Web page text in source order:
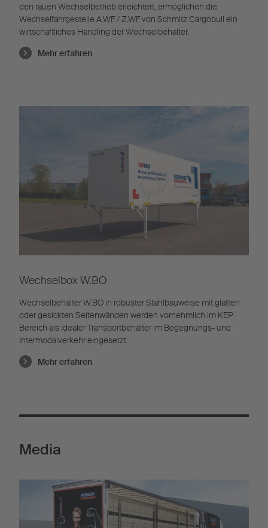
den rauen Wechselbetrieb erleichtert, ermöglichen die
Wechselfahrgestelle A.WF / Z.WF von Schmitz Cargobull ein
wirtschaftliches Handling der Wechselbehälter.
Mehr erfahren
Wechselbox W.BO
Wechselbehälter W.BO in robuster Stahlbauweise mit glatten
oder gesickten Seitenwänden werden vornehmlich im KEP-
Bereich als idealer Transportbehälter im Begegnungs- und
Intermodalverkehr eingesetzt.
Mehr erfahren
Media